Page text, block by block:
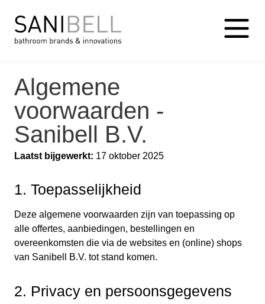
Algemene
voorwaarden -
Sanibell B.V.
Laatst bijgewerkt: 17 oktober 2025
1. Toepasselijkheid
Deze algemene voorwaarden zijn van toepassing op
alle offertes, aanbiedingen, bestellingen en
overeenkomsten die via de websites en (online) shops
van Sanibell B.V. tot stand komen.
2. Privacy en persoonsgegevens